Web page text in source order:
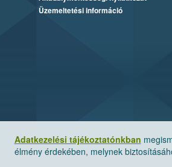
Adatkezelési tájékoztatónkban
élmény érdekében, melynek
Üzemeltetési információ